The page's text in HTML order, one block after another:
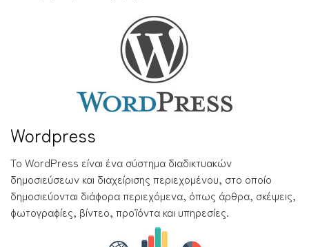
Wordpress
Το WordPress είναι ένα σύστημα διαδικτυακών
δημοσιεύσεων και διαχείρισης περιεχομένου, στο οποίο
δημοσιεύονται διάφορα περιεχόμενα, όπως άρθρα, σκέψεις,
φωτογραφίες, βίντεο, προϊόντα και υπηρεσίες.